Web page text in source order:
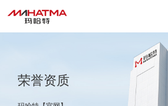
荣誉资质